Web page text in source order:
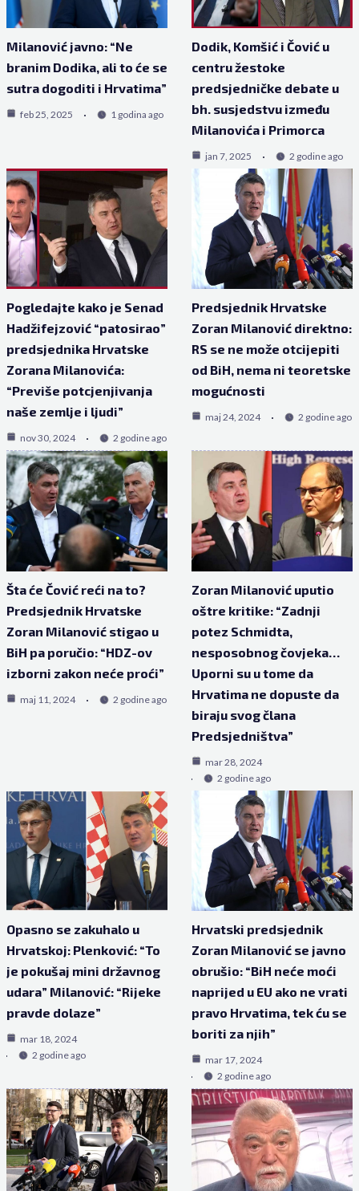
Milanović javno: “Ne
branim Dodika, ali to će se
sutra dogoditi i Hrvatima”
feb 25, 2025 1 godina ago
Dodik, Komšić i Čović u
centru žestoke
predsjedničke debate u
bh. susjedstvu između
Milanovića i Primorca
jan 7, 2025 2 godine ago
Pogledajte kako je Senad
Hadžifejzović “patosirao”
predsjednika Hrvatske
Zorana Milanovića:
“Previše potcjenjivanja
naše zemlje i ljudi”
nov 30, 2024 2 godine ago
Predsjednik Hrvatske
Zoran Milanović direktno:
RS se ne može otcijepiti
od BiH, nema ni teoretske
mogućnosti
maj 24, 2024 2 godine ago
Šta će Čović reći na to?
Predsjednik Hrvatske
Zoran Milanović stigao u
BiH pa poručio: “HDZ-ov
izborni zakon neće proći”
maj 11, 2024 2 godine ago
Zoran Milanović uputio
oštre kritike: “Zadnji
potez Schmidta,
nesposobnog čovjeka…
Uporni su u tome da
Hrvatima ne dopuste da
biraju svog člana
Predsjedništva”
mar 28, 2024
2 godine ago
Opasno se zakuhalo u
Hrvatskoj: Plenković: “To
je pokušaj mini državnog
udara” Milanović: “Rijeke
pravde dolaze”
mar 18, 2024
2 godine ago
Hrvatski predsjednik
Zoran Milanović se javno
obrušio: “BiH neće moći
naprijed u EU ako ne vrati
pravo Hrvatima, tek ću se
boriti za njih”
mar 17, 2024
2 godine ago